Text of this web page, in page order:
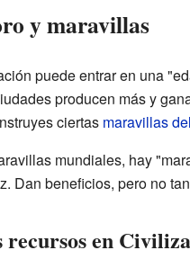
y maravillas
puede entrar en una
producen más y
ciertas maravillas
mundiales, hay
Dan beneficios, pero no
recursos en